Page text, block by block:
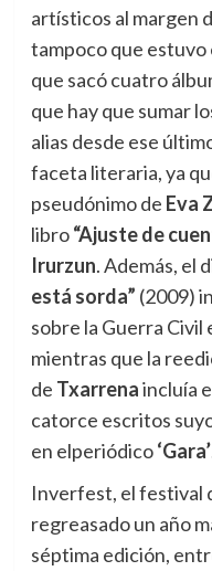
artísticos al margen
tampoco que estuvo
que sacó cuatro
que hay que sumar
alias desde ese
faceta literaria, ya
pseudónimo de Eva
libro“Ajuste de
Irurzun. Además, el
está sorda” (2009)
sobre la Guerra Civil
mientras que la
de Txarrenaincluía
catorce escritos
en elperiódico‘Gara’
Inverfest, el festival
regreasado un año
séptima edición,